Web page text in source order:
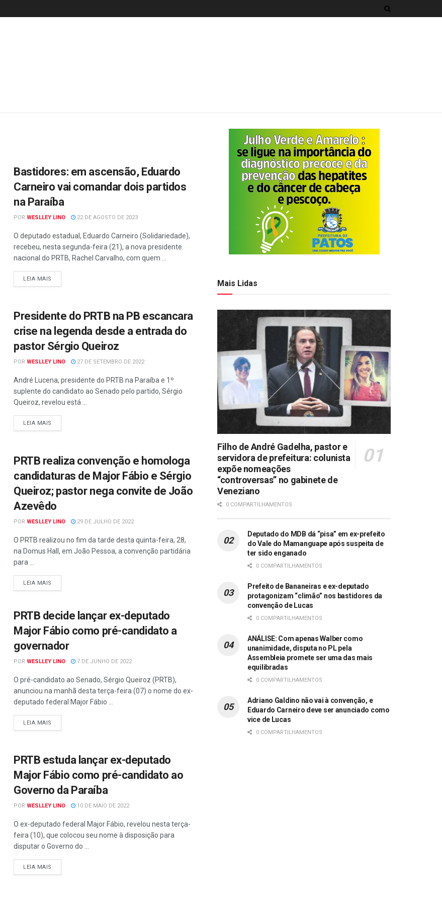
Bastidores: em ascensão, Eduardo
Carneiro vai comandar dois partidos
na Paraíba
POR WESLLEY LINO 22 DE AGOSTO DE 2023
O deputado estadual, Eduardo Carneiro (Solidariedade),
recebeu, nesta segunda-feira (21), a nova presidente
nacional do PRTB, Rachel Carvalho, com quem ...
LEIA MAIS
Presidente do PRTB na PB escancara
crise na legenda desde a entrada do
pastor Sérgio Queiroz
POR WESLLEY LINO 27 DE SETEMBRO DE 2022
André Lucena, presidente do PRTB na Paraíba e 1º
suplente do candidato ao Senado pelo partido, Sérgio
Queiroz, revelou está ...
LEIA MAIS
PRTB realiza convenção e homologa
candidaturas de Major Fábio e Sérgio
Queiroz; pastor nega convite de João
Azevêdo
POR WESLLEY LINO 29 DE JULHO DE 2022
O PRTB realizou no fim da tarde desta quinta-feira, 28,
na Domus Hall, em João Pessoa, a convenção partidária
para ...
LEIA MAIS
PRTB decide lançar ex-deputado
Major Fábio como pré-candidato a
governador
POR WESLLEY LINO 7 DE JUNHO DE 2022
O pré-candidato ao Senado, Sérgio Queiroz (PRTB),
anunciou na manhã desta terça-feira (07) o nome do ex-
deputado federal Major Fábio ...
LEIA MAIS
PRTB estuda lançar ex-deputado
Major Fábio como pré-candidato ao
Governo da Paraíba
POR WESLLEY LINO 10 DE MAIO DE 2022
O ex-deputado federal Major Fábio, revelou nesta terça-
feira (10), que colocou seu nome à disposição para
disputar o Governo do ...
LEIA MAIS
Mais Lidas
Filho de André Gadelha, pastor e
servidora de prefeitura: colunista
expõe nomeações
“controversas” no gabinete de
Veneziano
0 COMPARTILHAMENTOS
Deputado do MDB dá “pisa” em ex-prefeito
do Vale do Mamanguape após suspeita de
ter sido enganado
0 COMPARTILHAMENTOS
Prefeito de Bananeiras e ex-deputado
protagonizam “climão” nos bastidores da
convenção de Lucas
0 COMPARTILHAMENTOS
ANÁLISE: Com apenas Walber como
unanimidade, disputa no PL pela
Assembleia promete ser uma das mais
equilibradas
0 COMPARTILHAMENTOS
Adriano Galdino não vai à convenção, e
Eduardo Carneiro deve ser anunciado como
vice de Lucas
0 COMPARTILHAMENTOS